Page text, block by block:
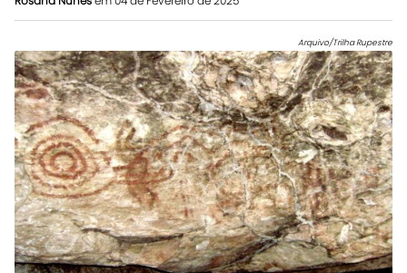
Arquivo/Trilha Rupestre